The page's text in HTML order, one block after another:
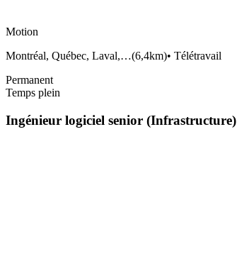
Motion
Montréal, Québec, Laval,…(6,4km)• Télétravail
Permanent
Temps plein
Ingénieur logiciel senior (Infrastructure)